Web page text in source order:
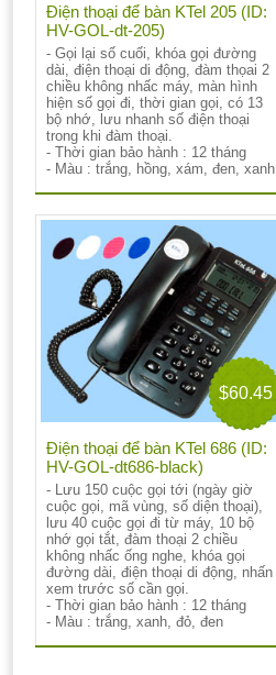
Điện thoại để bàn KTel 205 (ID:
HV-GOL-dt-205)
- Gọi lại số cuối, khóa gọi đường
dài, điện thoại di động, đàm thọai 2
chiều không nhấc máy, màn hình
hiện số gọi đi, thời gian gọi, có 13
bộ nhớ, lưu nhanh số điện thoại
trong khi đàm thoại.
- Thời gian bảo hành : 12 tháng
- Màu : trắng, hồng, xám, đen, xanh
$60.45
Điện thoại để bàn KTel 686 (ID:
HV-GOL-dt686-black)
- Lưu 150 cuộc gọi tới (ngày giờ
cuộc gọi, mã vùng, số diện thoại),
lưu 40 cuộc gọi đi từ máy, 10 bộ
nhớ gọi tắt, đàm thoại 2 chiều
không nhấc ống nghe, khóa gọi
đường dài, điện thoại di động, nhấn
xem trước số cần gọi.
- Thời gian bảo hành : 12 tháng
- Màu : trắng, xanh, đỏ, đen